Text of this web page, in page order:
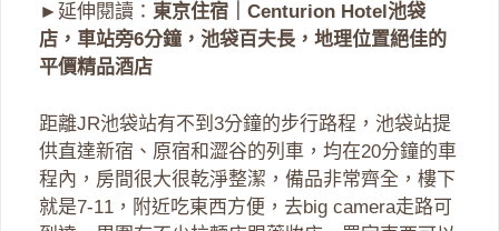
►延伸閱讀： 東京住宿｜Centurion Hotel池袋
店，車站旁6分鐘，池袋百夫長，地理位置絕佳的
平價精品酒店
距離JR池袋站有不到3分鐘的步行路程，池袋站提
供直達新宿、原宿和澀谷的列車，均在20分鐘的車
程內，房間很大很乾淨整潔，備品非常齊全，樓下
就是7-11，附近吃東西方便，去big camera走路可